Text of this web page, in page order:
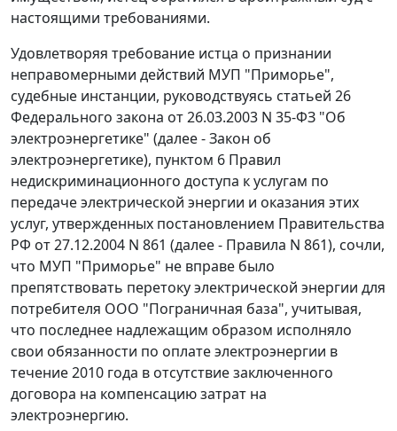
настоящими требованиями.
Удовлетворяя требование истца о признании
неправомерными действий МУП "Приморье",
судебные инстанции, руководствуясь статьей 26
Федерального закона от 26.03.2003 N 35-ФЗ "Об
электроэнергетике" (далее - Закон об
электроэнергетике), пунктом 6 Правил
недискриминационного доступа к услугам по
передаче электрической энергии и оказания этих
услуг, утвержденных постановлением Правительства
РФ от 27.12.2004 N 861 (далее - Правила N 861), сочли,
что МУП "Приморье" не вправе было
препятствовать перетоку электрической энергии для
потребителя ООО "Пограничная база", учитывая,
что последнее надлежащим образом исполняло
свои обязанности по оплате электроэнергии в
течение 2010 года в отсутствие заключенного
договора на компенсацию затрат на
электроэнергию.